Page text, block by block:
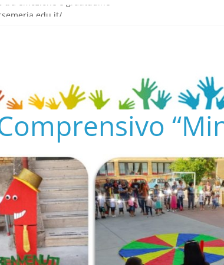
tra emozione e gratitudine
AL COLLEGIO E AL CONSIGLIO DI ISTITUTO 2024/25